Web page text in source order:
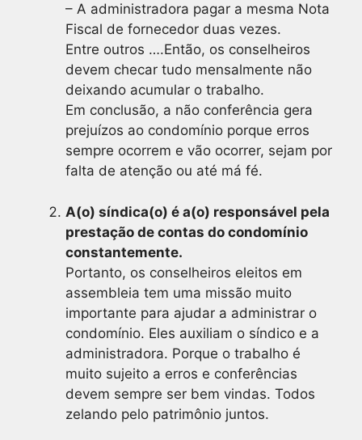
– A administradora pagar a mesma Nota
Fiscal de fornecedor duas vezes.
Entre outros ….Então, os conselheiros
devem checar tudo mensalmente não
deixando acumular o trabalho.
Em conclusão, a não conferência gera
prejuízos ao condomínio porque erros
sempre ocorrem e vão ocorrer, sejam por
falta de atenção ou até má fé.
A(o) síndica(o) é a(o) responsável pela
prestação de contas do condomínio
constantemente.
Portanto, os conselheiros eleitos em
assembleia tem uma missão muito
importante para ajudar a administrar o
condomínio. Eles auxiliam o síndico e a
administradora. Porque o trabalho é
muito sujeito a erros e conferências
devem sempre ser bem vindas. Todos
zelando pelo patrimônio juntos.